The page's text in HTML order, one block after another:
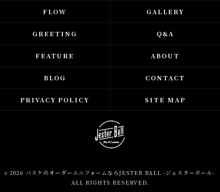
FLOW GALLERY
GREETING Q&A
FEATURE ABOUT
BLOG CONTACT
PRIVACY POLICY SITE MAP
c 2026 バスケのオーダーユニフォームならJESTER BALL -ジェスターボール-
ALL RIGHTS RESERVED.